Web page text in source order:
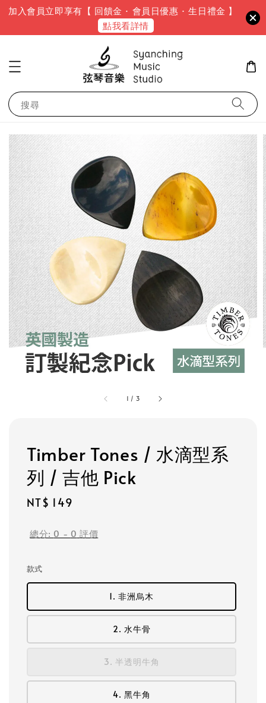
加入會員立即享有【 回饋金 · 會員日優惠 · 生日禮金 】
點我看詳情
搜尋
1 / 3
Timber Tones / 水滴型系
列 / 吉他 Pick
Regular
NT$ 149
總分: 0 - 0 評價
款式
1. 非洲烏木
2. 水牛骨
3. 半透明牛角
4. 黑牛角